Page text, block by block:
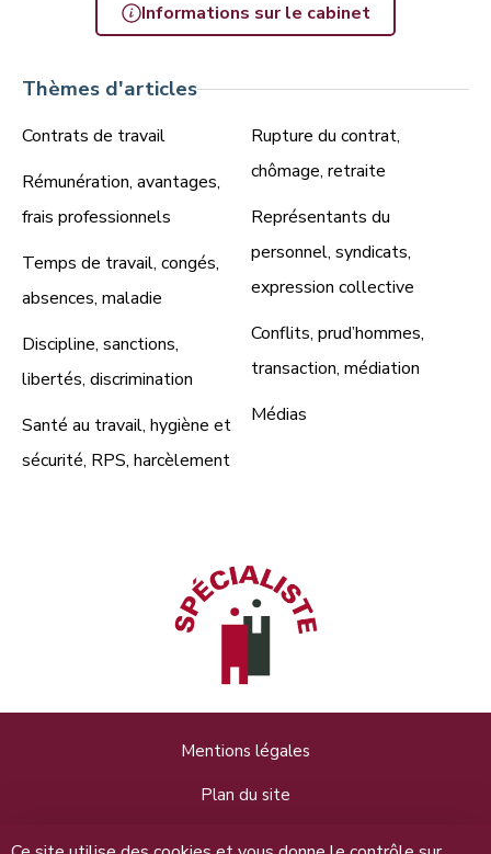
Informations sur le cabinet
Thèmes d'articles
Contrats de travail
Rémunération, avantages,
frais professionnels
Temps de travail, congés,
absences, maladie
Discipline, sanctions,
libertés, discrimination
Santé au travail, hygiène et
sécurité, RPS, harcèlement
Rupture du contrat,
chômage, retraite
Représentants du
personnel, syndicats,
expression collective
Conflits, prud’hommes,
transaction, médiation
Médias
Mentions légales
Plan du site